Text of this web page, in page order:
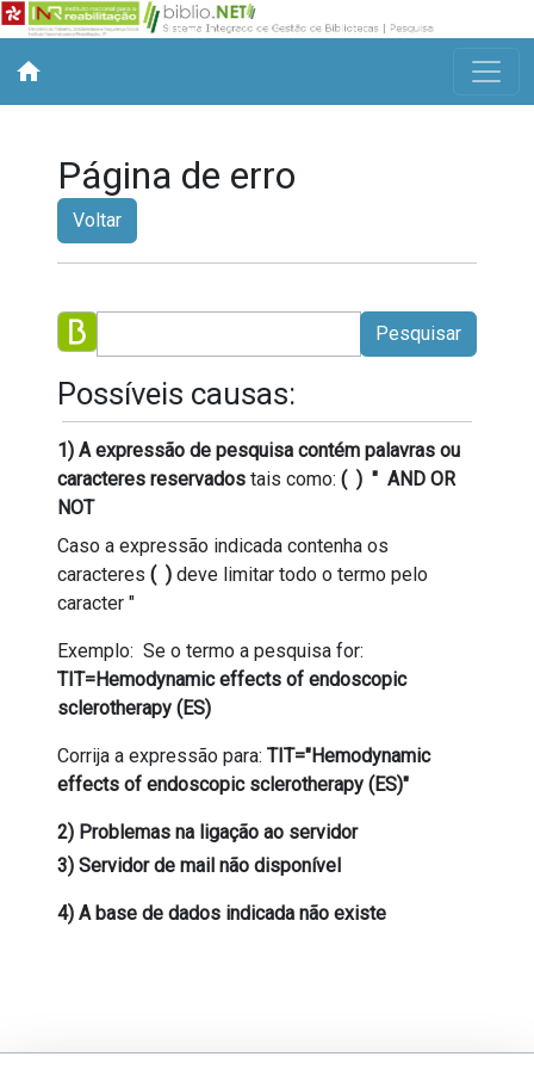
home
Página de erro
Voltar
Pesquisar
Possíveis causas:
1) A expressão de pesquisa contém palavras ou
caracteres reservados tais como: ( ) " AND OR
NOT
Caso a expressão indicada contenha os
caracteres ( ) deve limitar todo o termo pelo
caracter "
Exemplo: Se o termo a pesquisa for:
TIT=Hemodynamic effects of endoscopic
sclerotherapy (ES)
Corrija a expressão para: TIT="Hemodynamic
effects of endoscopic sclerotherapy (ES)"
2) Problemas na ligação ao servidor
3) Servidor de mail não disponível
4) A base de dados indicada não existe